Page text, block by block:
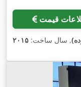
قیمت
, سال ساخت: ۲۰۱۵